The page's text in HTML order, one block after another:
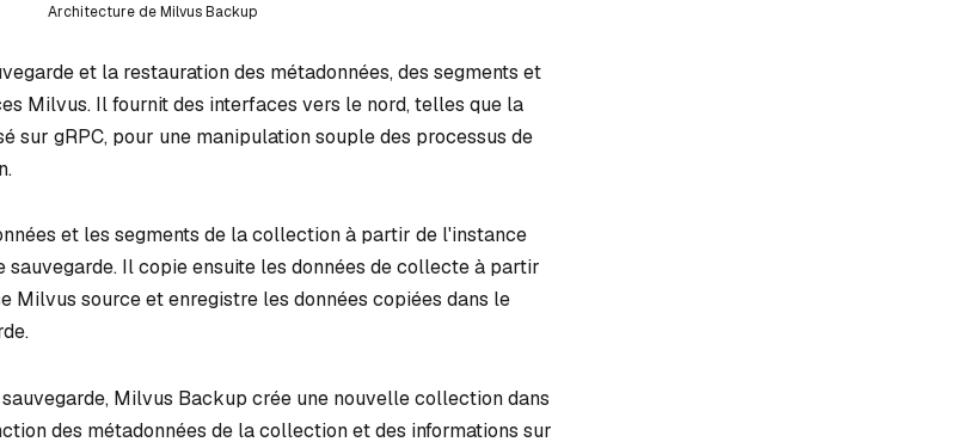
Architecture de Milvus Backup
et la restauration des métadonnées, des segments et
Milvus. Il fournit des interfaces vers le nord, telles que la
sur gRPC, pour une manipulation souple des processus de
et les segments de la collection à partir de l'instance
Il copie ensuite les données de collecte à partir
Milvus source et enregistre les données copiées dans le
Milvus Backup crée une nouvelle collection dans
des métadonnées de la collection et des informations sur